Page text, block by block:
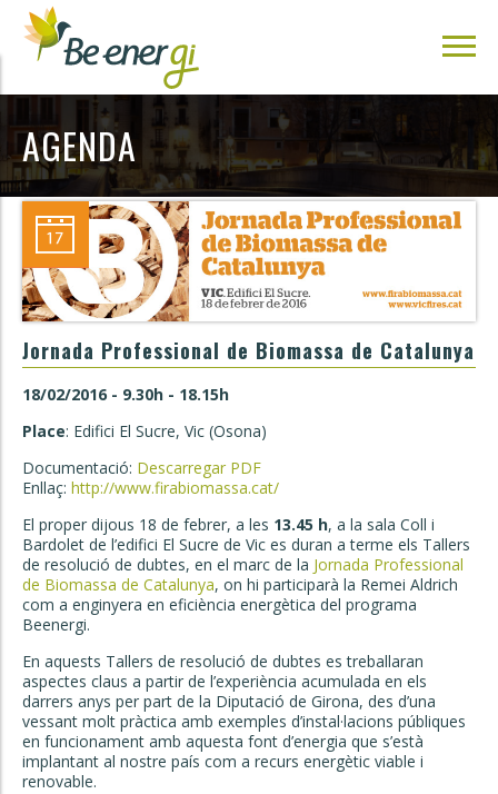
AGENDA
Jornada Professional de Biomassa de Catalunya
18/02/2016 - 9.30h - 18.15h
Place: Edifici El Sucre, Vic (Osona)
Documentació: Descarregar PDF
Enllaç: http://www.firabiomassa.cat/
El proper dijous 18 de febrer, a les 13.45 h, a la sala Coll i
Bardolet de l’edifici El Sucre de Vic es duran a terme els Tallers
de resolució de dubtes, en el marc de la Jornada Professional
de Biomassa de Catalunya, on hi participarà la Remei Aldrich
com a enginyera en eficiència energètica del programa
Beenergi.
En aquests Tallers de resolució de dubtes es treballaran
aspectes claus a partir de l’experiència acumulada en els
darrers anys per part de la Diputació de Girona, des d’una
vessant molt pràctica amb exemples d’instal·lacions públiques
en funcionament amb aquesta font d’energia que s’està
implantant al nostre país com a recurs energètic viable i
renovable.